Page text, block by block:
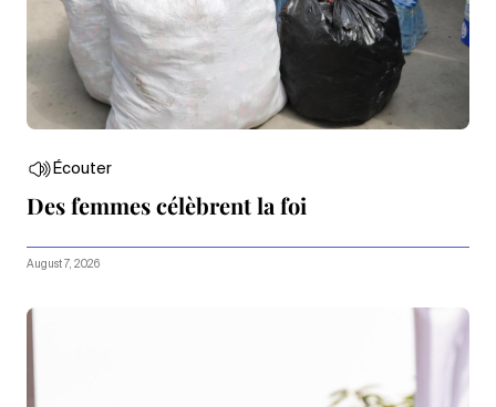
Écouter
Des femmes célèbrent la foi
August 7, 2026